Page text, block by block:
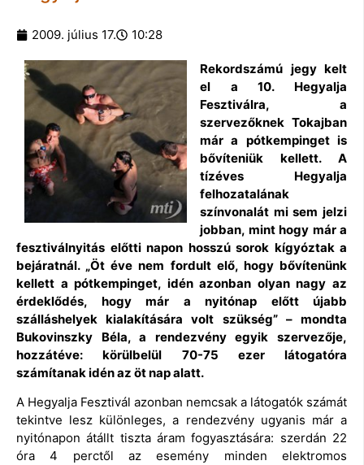
2009. július 17. 10:28
Rekordszámú jegy kelt
el a 10. Hegyalja
Fesztiválra, a
szervezőknek Tokajban
már a pótkempinget is
bővíteniük kellett. A
tízéves Hegyalja
felhozatalának
színvonalát mi sem jelzi
jobban, mint hogy már a
fesztiválnyitás előtti napon hosszú sorok kígyóztak a
bejáratnál. „Öt éve nem fordult elő, hogy bővítenünk
kellett a pótkempinget, idén azonban olyan nagy az
érdeklődés, hogy már a nyitónap előtt újabb
szálláshelyek kialakítására volt szükség” – mondta
Bukovinszky Béla, a rendezvény egyik szervezője,
hozzátéve: körülbelül 70-75 ezer látogatóra
számítanak idén az öt nap alatt.
A Hegyalja Fesztivál azonban nemcsak a látogatók számát
tekintve lesz különleges, a rendezvény ugyanis már a
nyitónapon átállt tiszta áram fogyasztására: szerdán 22
óra 4 perctől az esemény minden elektromos